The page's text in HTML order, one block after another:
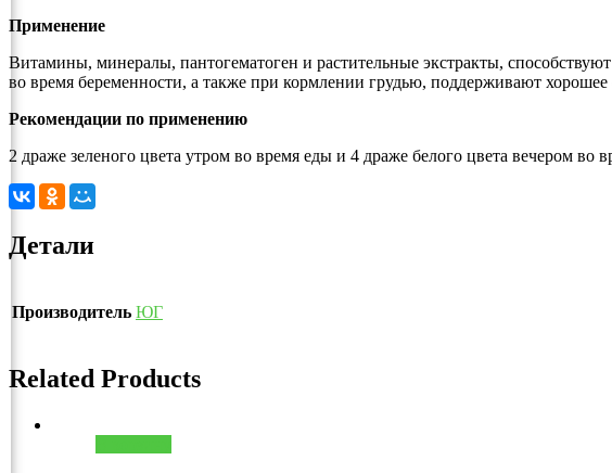
Применение
Витамины, минералы, пантогематоген и растительные экстракты,
во время беременности, а также при кормлении грудью, поддерживают хорошее
Рекомендации по применению
2 драже зеленого цвета утром во время еды и 4 драже белого цвета вечером во
Детали
Производитель ЮГ
Related Products